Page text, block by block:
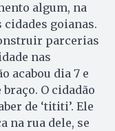
algum, na
goianas.
parcerias
nas
acabou dia 7 e
O cidadão
de ‘tititi’. Ele
na rua dele, se